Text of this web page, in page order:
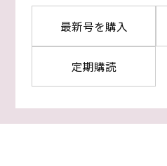
最新号を購入
定期購読